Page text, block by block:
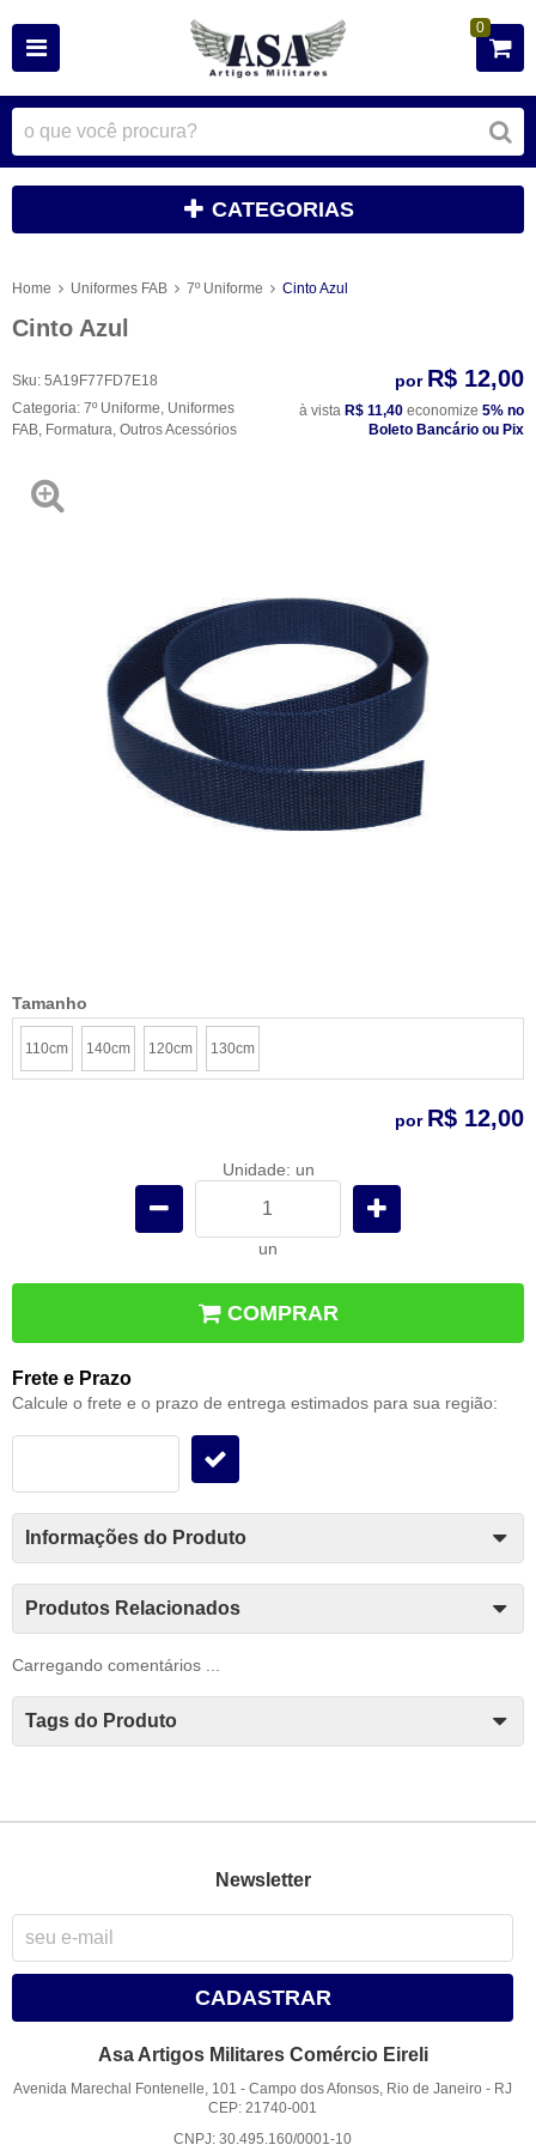
0
CATEGORIAS
Home Uniformes FAB 7º Uniforme Cinto Azul
Cinto Azul
Sku: 5A19F77FD7E18
Categoria: 7º Uniforme Uniformes
FAB Formatura Outros Acessórios
por R$ 12,00
à vista R$ 11,40 economize 5% no
Boleto Bancário ou Pix
Tamanho
110cm 140cm 120cm 130cm
por R$ 12,00
Unidade: un
un
COMPRAR
Frete e Prazo
Calcule o frete e o prazo de entrega estimados para sua região:
Informações do Produto
Produtos Relacionados
Carregando comentários ...
Tags do Produto
Newsletter
CADASTRAR
Asa Artigos Militares Comércio Eireli
Avenida Marechal Fontenelle, 101 -Campo dos Afonsos, Rio de Janeiro - RJ
CEP: 21740-001
CNPJ: 30.495.160/0001-10